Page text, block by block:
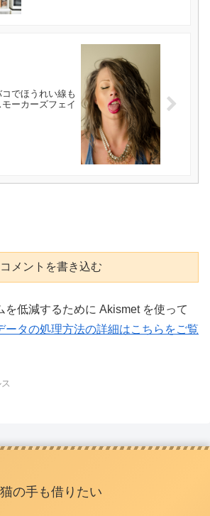
でほうれい線も
ーカーズフェイ
コメントを書き込む
を低減するために Akismet を使って
ータの処理方法の詳細はこちらをご覧
猫の手も借りたい